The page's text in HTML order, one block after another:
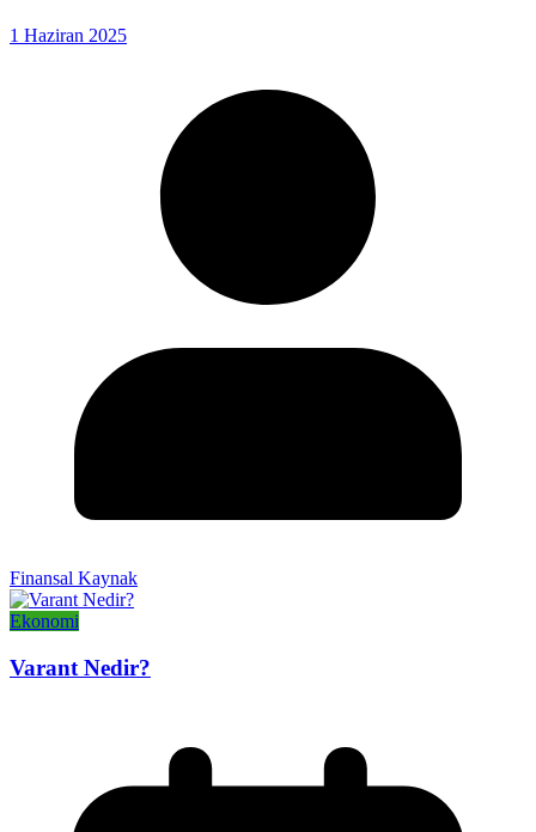
1 Haziran 2025
Finansal Kaynak
Ekonomi
Varant Nedir?